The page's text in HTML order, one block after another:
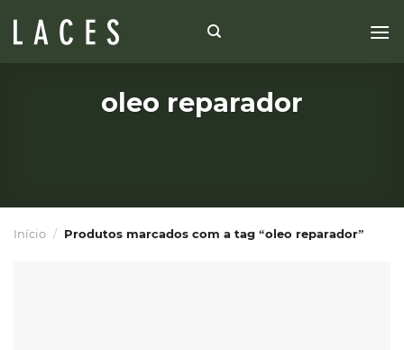
oleo reparador
Início / Produtos marcados com a tag “oleo reparador”